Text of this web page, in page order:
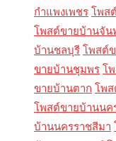
กำแพงเพชร โพส
โพสต์ขายบ้านจัน
บ้านชลบุรี โพสต์
ขายบ้านชุมพร โ
ขายบ้านตาก โพส
โพสต์ขายบ้านนค
บ้านนครราชสีมา